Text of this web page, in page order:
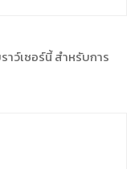
าว์เซอร์นี้ สำหรับการ